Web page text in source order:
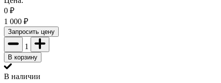
0 ₽
1 000 ₽
Запросить цену
1
В корзину
В наличии